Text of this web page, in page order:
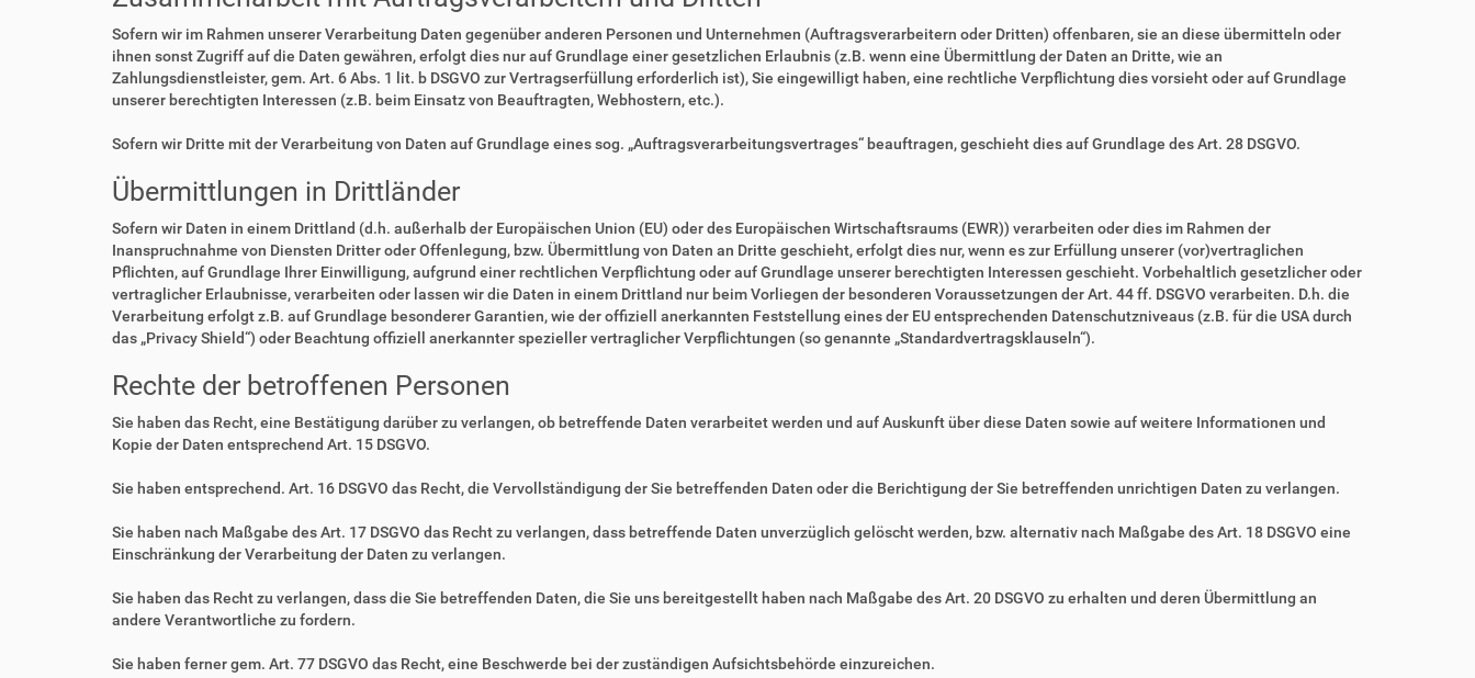
Sofern wir im Rahmen unserer Verarbeitung Daten gegenüber anderen Personen und Unternehmen (Auftragsverarbeitern oder Dritten) offenbaren, sie an diese übermitteln oder
ihnen sonst Zugriff auf die Daten gewähren, erfolgt dies nur auf Grundlage einer gesetzlichen Erlaubnis (z.B. wenn eine Übermittlung der Daten an Dritte, wie an
Zahlungsdienstleister, gem. Art. 6 Abs. 1 lit. b DSGVO zur Vertragserfüllung erforderlich ist), Sie eingewilligt haben, eine rechtliche Verpflichtung dies vorsieht oder auf Grundlage
unserer berechtigten Interessen (z.B. beim Einsatz von Beauftragten, Webhostern, etc.).
Sofern wir Dritte mit der Verarbeitung von Daten auf Grundlage eines sog. „Auftragsverarbeitungsvertrages“ beauftragen, geschieht dies auf Grundlage des Art. 28 DSGVO.
Übermittlungen in Drittländer
Sofern wir Daten in einem Drittland (d.h. außerhalb der Europäischen Union (EU) oder des Europäischen Wirtschaftsraums (EWR)) verarbeiten oder dies im Rahmen der
Inanspruchnahme von Diensten Dritter oder Offenlegung, bzw. Übermittlung von Daten an Dritte geschieht, erfolgt dies nur, wenn es zur Erfüllung unserer (vor)vertraglichen
Pflichten, auf Grundlage Ihrer Einwilligung, aufgrund einer rechtlichen Verpflichtung oder auf Grundlage unserer berechtigten Interessen geschieht. Vorbehaltlich gesetzlicher oder
vertraglicher Erlaubnisse, verarbeiten oder lassen wir die Daten in einem Drittland nur beim Vorliegen der besonderen Voraussetzungen der Art. 44 ff. DSGVO verarbeiten. D.h. die
Verarbeitung erfolgt z.B. auf Grundlage besonderer Garantien, wie der offiziell anerkannten Feststellung eines der EU entsprechenden Datenschutzniveaus (z.B. für die USA durch
das „Privacy Shield“) oder Beachtung offiziell anerkannter spezieller vertraglicher Verpflichtungen (so genannte „Standardvertragsklauseln“).
Rechte der betroffenen Personen
Sie haben das Recht, eine Bestätigung darüber zu verlangen, ob betreffende Daten verarbeitet werden und auf Auskunft über diese Daten sowie auf weitere Informationen und
Kopie der Daten entsprechend Art. 15 DSGVO.
Sie haben entsprechend. Art. 16 DSGVO das Recht, die Vervollständigung der Sie betreffenden Daten oder die Berichtigung der Sie betreffenden unrichtigen Daten zu verlangen.
Sie haben nach Maßgabe des Art. 17 DSGVO das Recht zu verlangen, dass betreffende Daten unverzüglich gelöscht werden, bzw. alternativ nach Maßgabe des Art. 18 DSGVO eine
Einschränkung der Verarbeitung der Daten zu verlangen.
Sie haben das Recht zu verlangen, dass die Sie betreffenden Daten, die Sie uns bereitgestellt haben nach Maßgabe des Art. 20 DSGVO zu erhalten und deren Übermittlung an
andere Verantwortliche zu fordern.
Sie haben ferner gem. Art. 77 DSGVO das Recht, eine Beschwerde bei der zuständigen Aufsichtsbehörde einzureichen.